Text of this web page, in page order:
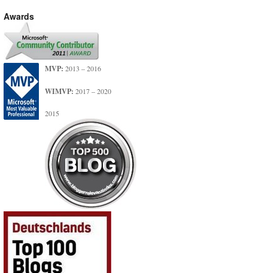
Awards
MVP: 2013 – 2016
WIMVP: 2017 – 2020
2015